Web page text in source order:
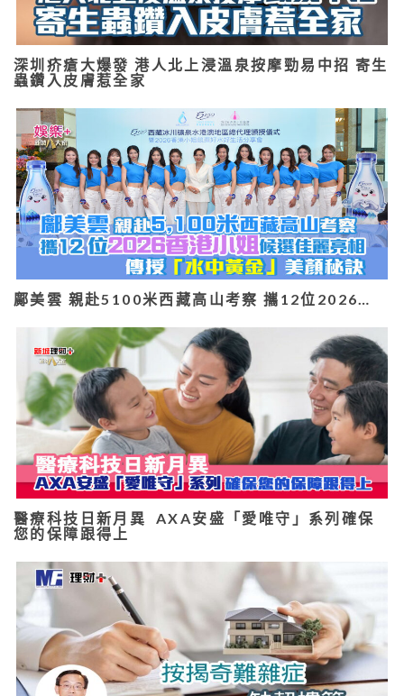
深圳疥瘡大爆發 港人北上浸溫泉按摩勁易中招 寄生
蟲鑽入皮膚惹全家
鄺美雲 親赴5100米西藏高山考察 攜12位2026…
醫療科技日新月異 AXA安盛「愛唯守」系列確保
您的保障跟得上